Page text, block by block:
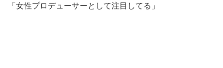
「女性プロデューサーとして注目してる」